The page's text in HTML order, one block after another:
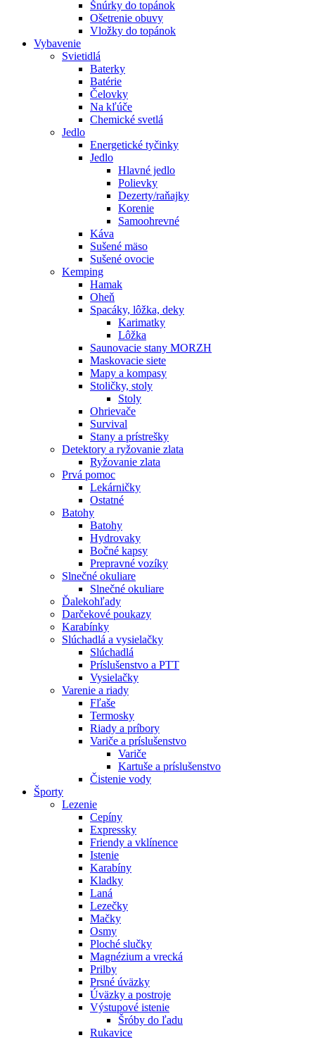
Šnúrky do topánok
Ošetrenie obuvy
Vložky do topánok
Vybavenie
Svietidlá
Baterky
Batérie
Čelovky
Na kľúče
Chemické svetlá
Jedlo
Energetické tyčinky
Jedlo
Hlavné jedlo
Polievky
Dezerty/raňajky
Korenie
Samoohrevné
Káva
Sušené mäso
Sušené ovocie
Kemping
Hamak
Oheň
Spacáky, lôžka, deky
Karimatky
Lôžka
Saunovacie stany MORZH
Maskovacie siete
Mapy a kompasy
Stoličky, stoly
Stoly
Ohrievače
Survival
Stany a prístrešky
Detektory a ryžovanie zlata
Ryžovanie zlata
Prvá pomoc
Lekárničky
Ostatné
Batohy
Batohy
Hydrovaky
Bočné kapsy
Prepravné vozíky
Slnečné okuliare
Slnečné okuliare
Ďalekohľady
Darčekové poukazy
Karabínky
Slúchadlá a vysielačky
Slúchadlá
Príslušenstvo a PTT
Vysielačky
Varenie a riady
Fľaše
Termosky
Riady a príbory
Variče a príslušenstvo
Variče
Kartuše a príslušenstvo
Čistenie vody
Športy
Lezenie
Cepíny
Expressky
Friendy a vklínence
Istenie
Karabíny
Kladky
Laná
Lezečky
Mačky
Osmy
Ploché slučky
Magnézium a vrecká
Prilby
Prsné úväzky
Úväzky a postroje
Výstupové istenie
Šróby do ľadu
Rukavice